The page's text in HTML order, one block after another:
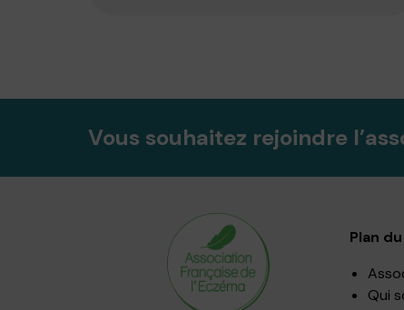
Vous souhaitez rejoindre
Plan
Qui